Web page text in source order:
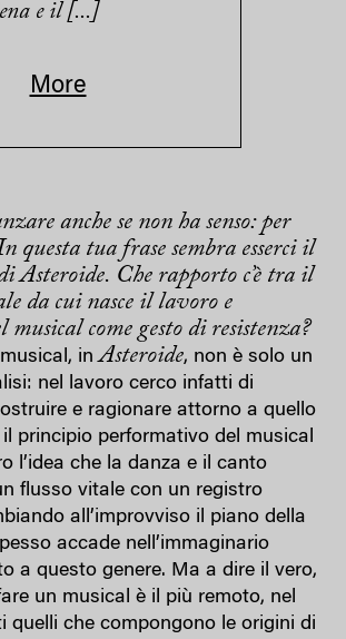
e il [...]
More
anche se non ha senso: per
questa tua frase sembra esserci il
diAsteroide. Che rapporto c’è tra il
da cui nasce il lavoro e
come gesto di resistenza?
musical, inAsteroide, non è solo un
nel lavoro cerco infatti di
e ragionare attorno a quello
principio performativo del musical
l’idea che la danza e il canto
flusso vitale con un registro
all’improvviso il piano della
accade nell’immaginario
a questo genere. Ma a dire il vero,
un musical è il più remoto, nel
quelli che compongono le origini di